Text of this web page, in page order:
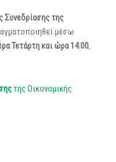
Συνεδρίασης της
μέσω
Τετάρτη και ώρα 14:00,
της Οικονομικής